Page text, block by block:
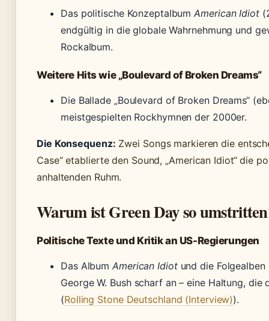
Das politische KonzeptalbumAmerican Idiot
endgültig in die globale Wahrnehmung und
Rockalbum.
Weitere Hits wie „Boulevard of Broken Dreams“
Die Ballade „Boulevard of Broken Dreams“
meistgespielten Rockhymnen der 2000er.
Die Konsequenz: Zwei Songs markieren die
Case“ etablierte den Sound, „American Idiot“ die
anhaltenden Ruhm.
Warum ist Green Day so
Politische Texte und Kritik an US-Regierungen
Das Album American Idiotund die
George W. Bush scharf an – eine Haltung,
(Rolling Stone Deutschland (Interview)).